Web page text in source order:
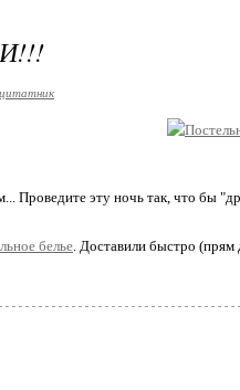
Проведите эту ночь так, что бы
белье. Доставили быстро